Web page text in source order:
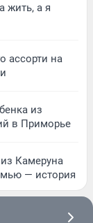
жить, а я
ассорти на
из
в Приморье
Камеруна
— история